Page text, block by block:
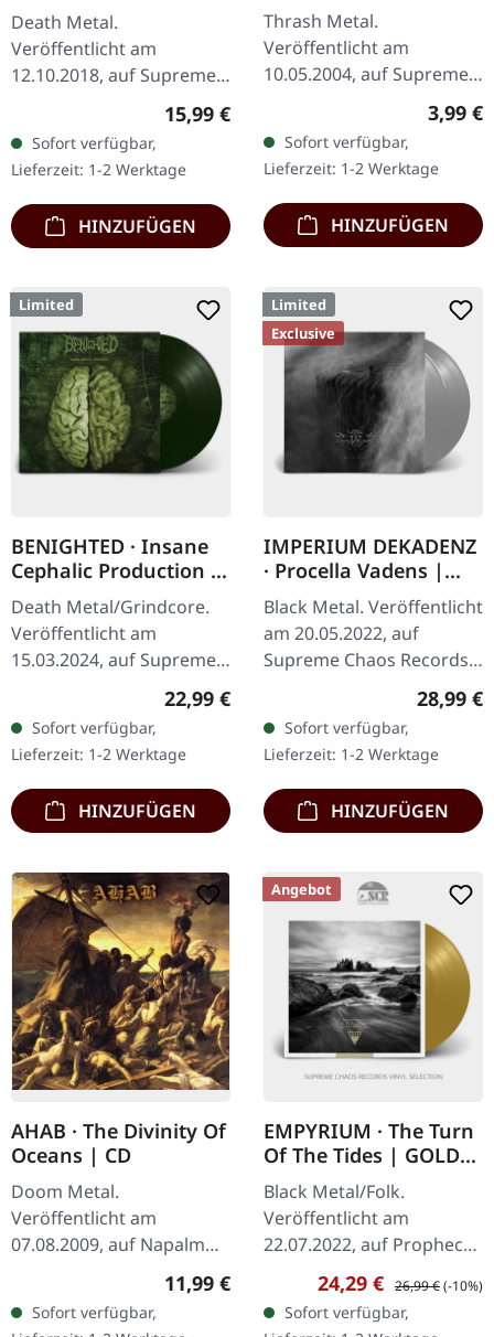
Death Metal.
Veröffentlicht am
12.10.2018, auf Supreme
Schwarzes Vinyl limitiert
auf nur 200 Exemplare.
Diese hochwertige…
Regulärer Preis:
15,99 €
Sofort verfügbar,
Lieferzeit: 1-2 Werktage
HINZUFÜGEN
CD
Thrash Metal.
Veröffentlicht am
10.05.2004, auf Supreme
Chaos Records. CD im
Jewelcase mit Booklet.
Das dritte Album der
Rhine Area Thrasher
bietet…
3,99 €
Sofort verfügbar,
Lieferzeit: 1-2 Werktage
HINZUFÜGEN
Limited
BENIGHTED · Insane
Cephalic Production |
DARK GREEN LP
Death Metal/Grindcore.
Veröffentlicht am
15.03.2024, auf Supreme
Dunkelgrünes Vinyl mit
schwerem Cover und
Insert. Limitiert auf 100…
Regulärer Preis:
22,99 €
Sofort verfügbar,
Lieferzeit: 1-2 Werktage
HINZUFÜGEN
Limited
Exclusive
IMPERIUM DEKADENZ
· Procella Vadens |
SILVER 2LP
Black Metal. Veröffentlicht
am 20.05.2022, auf
Supreme Chaos Records.
Letzte Exemplare! #4-10
Silbernes Doppel-Vinyl im
Gatefold-Cover mit
bedrucktem…
28,99 €
Sofort verfügbar,
Lieferzeit: 1-2 Werktage
HINZUFÜGEN
AHAB · The Divinity Of
Oceans | CD
Doom Metal.
Veröffentlicht am
07.08.2009, auf Napalm
Records. CD im Jewelcase.
Ahabs "The Divinity Of
Oceans" ist ein
Regulärer Preis:
11,99 €
Sofort verfügbar,
Angebot
EMPYRIUM · The Turn
Of The Tides | GOLD
LP
Black Metal/Folk.
Veröffentlicht am
22.07.2022, auf Prophecy
Productions. Goldenes
Vinyl im Gatefold-Cover.
Das Album "The Turn of
Verkaufspreis:
24,29 € Regulärer Preis:
26,99 €(-10%)
Sofort verfügbar,